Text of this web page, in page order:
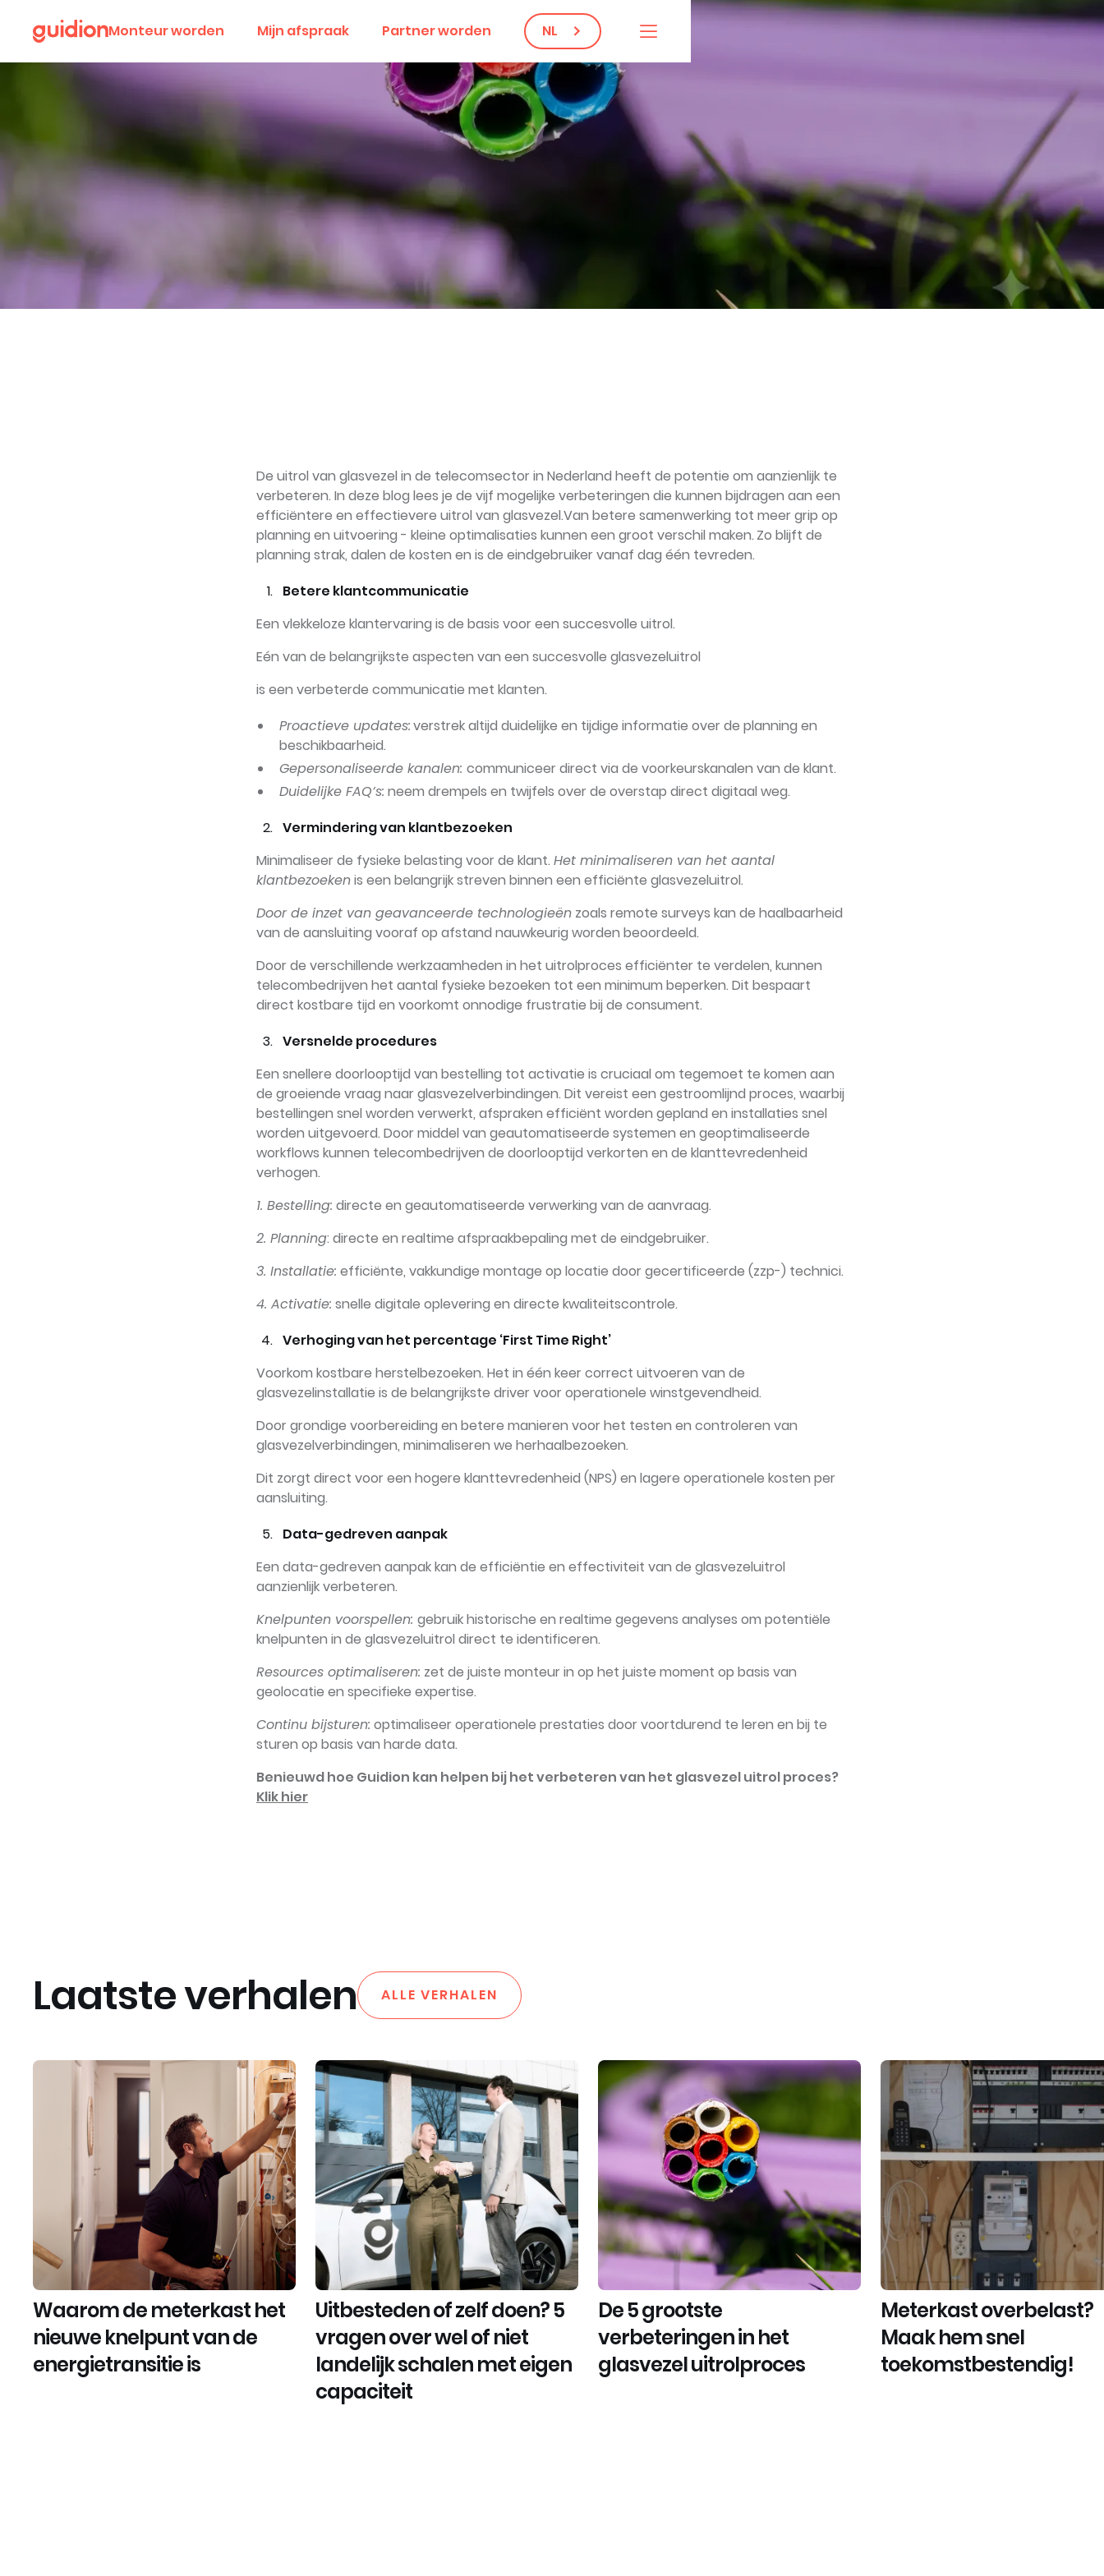
Monteur worden Mijn afspraak Partner worden NL
De uitrol van glasvezel in de telecomsector in Nederland heeft de potentie om aanzienlijk te
verbeteren. In deze blog lees je de vijf mogelijke verbeteringen die kunnen bijdragen aan een
efficiëntere en effectievere uitrol van glasvezel.Van betere samenwerking tot meer grip op
planning en uitvoering - kleine optimalisaties kunnen een groot verschil maken. Zo blijft de
planning strak, dalen de kosten en is de eindgebruiker vanaf dag één tevreden.
Betere klantcommunicatie
Een vlekkeloze klantervaring is de basis voor een succesvolle uitrol.
Eén van de belangrijkste aspecten van een succesvolle glasvezeluitrol
is een verbeterde communicatie met klanten.
Proactieve updates:verstrek altijd duidelijke en tijdige informatie over de planning en
beschikbaarheid.
Gepersonaliseerde kanalen: communiceer direct via de voorkeurskanalen van de klant.
Duidelijke FAQ’s: neem drempels en twijfels over de overstap direct digitaal weg.
Vermindering van klantbezoeken
Minimaliseer de fysieke belasting voor de klant. Het minimaliseren van het aantal
klantbezoekenis een belangrijk streven binnen een efficiënte glasvezeluitrol.
Door de inzet van geavanceerde technologieën zoals remote surveys kan de haalbaarheid
van de aansluiting vooraf op afstand nauwkeurig worden beoordeeld.
Door de verschillende werkzaamheden in het uitrolproces efficiënter te verdelen, kunnen
telecombedrijven het aantal fysieke bezoeken tot een minimum beperken. Dit bespaart
direct kostbare tijd en voorkomt onnodige frustratie bij de consument.
Versnelde procedures
Een snellere doorlooptijd van bestelling tot activatie is cruciaal om tegemoet te komen aan
de groeiende vraag naar glasvezelverbindingen. Dit vereist een gestroomlijnd proces, waarbij
bestellingen snel worden verwerkt, afspraken efficiënt worden gepland en installaties snel
worden uitgevoerd. Door middel van geautomatiseerde systemen en geoptimaliseerde
workflows kunnen telecombedrijven de doorlooptijd verkorten en de klanttevredenheid
verhogen.
1. Bestelling: directe en geautomatiseerde verwerking van de aanvraag.
2. Planning: directe en realtime afspraakbepaling met de eindgebruiker.
3. Installatie: efficiënte, vakkundige montage op locatie door gecertificeerde (zzp-) technici.
4. Activatie: snelle digitale oplevering en directe kwaliteitscontrole.
Verhoging van het percentage ‘First Time Right’
Voorkom kostbare herstelbezoeken. Het in één keer correct uitvoeren van de
glasvezelinstallatie is de belangrijkste driver voor operationele winstgevendheid.
Door grondige voorbereiding en betere manieren voor het testen en controleren van
glasvezelverbindingen, minimaliseren we herhaalbezoeken.
Dit zorgt direct voor een hogere klanttevredenheid (NPS) en lagere operationele kosten per
aansluiting.
Data-gedreven aanpak
Een data-gedreven aanpak kan de efficiëntie en effectiviteit van de glasvezeluitrol
aanzienlijk verbeteren.
Knelpunten voorspellen: gebruik historische en realtime gegevens analyses om potentiële
knelpunten in de glasvezeluitrol direct te identificeren.
Resources optimaliseren: zet de juiste monteur in op het juiste moment op basis van
geolocatie en specifieke expertise.
Continu bijsturen: optimaliseer operationele prestaties door voortdurend te leren en bij te
sturen op basis van harde data.
Benieuwd hoe Guidion kan helpen bij het verbeteren van het glasvezel uitrol proces?
Klik hier
Laatste verhalen ALLE VERHALEN
Waarom de meterkast het
nieuwe knelpunt van de
energietransitie is
Uitbesteden of zelf doen? 5
vragen over wel of niet
landelijk schalen met eigen
capaciteit
De 5 grootste
verbeteringen in het
glasvezel uitrolproces
Meterkast overbelast?
Maak hem snel
toekomstbestendig!